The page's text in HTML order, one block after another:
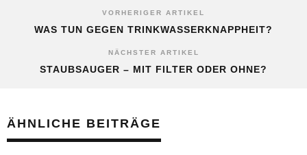
VORHERIGER ARTIKEL
WAS TUN GEGEN TRINKWASSERKNAPPHEIT?
NÄCHSTER ARTIKEL
STAUBSAUGER – MIT FILTER ODER OHNE?
ÄHNLICHE BEITRÄGE